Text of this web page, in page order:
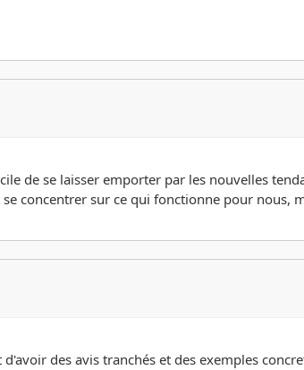
de se laisser emporter par les nouvelles
concentrer sur ce qui fonctionne pour nous,
des avis tranchés et des exemples